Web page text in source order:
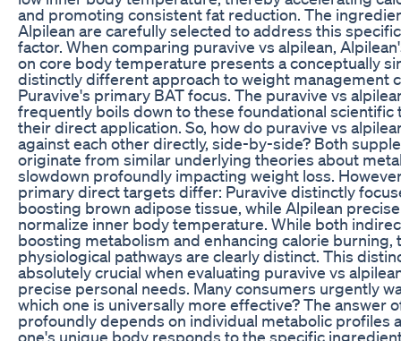
and promoting consistent fat reduction. The
Alpilean are carefully selected to address this
factor. When comparing puravive vs alpilean,
on core body temperature presents a conceptually
distinctly different approach to weight management
Puravive's primary BAT focus. The puravive vs
frequently boils down to these foundational scientific
their direct application. So, how do puravive vs
against each other directly, side-by-side? Both
originate from similar underlying theories about
slowdown profoundly impacting weight loss.
primary direct targets differ: Puravive distinctly
boosting brown adipose tissue, while Alpilean
normalize inner body temperature. While both
boosting metabolism and enhancing calorie burning,
physiological pathways are clearly distinct. This
absolutely crucial when evaluating puravive vs
precise personal needs. Many consumers urgently
which one is universally more effective? The answer
profoundly depends on individual metabolic profiles
one's unique body responds to the specific